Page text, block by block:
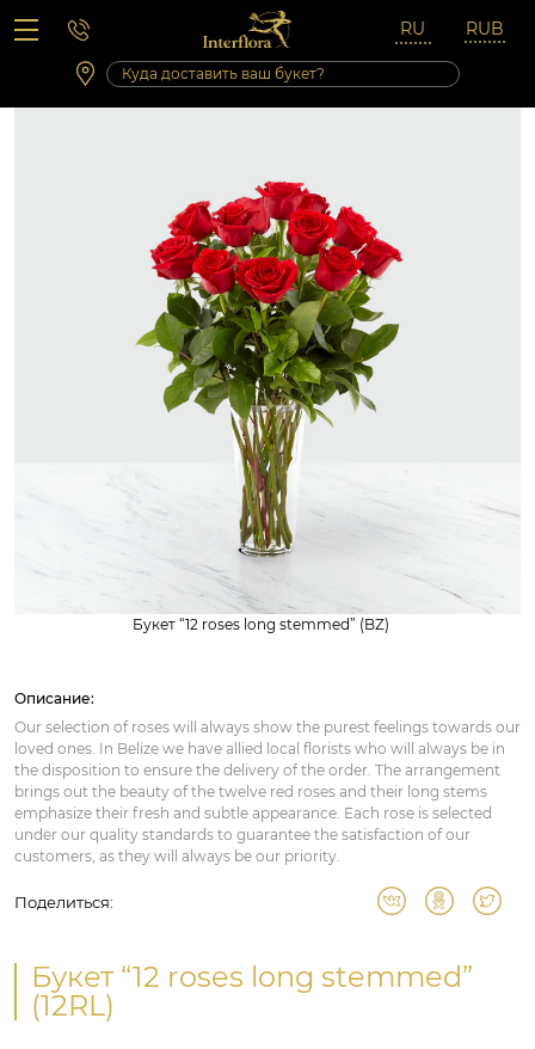
Вопросы-ответы
Сб 10:00 ‐ 14:00
Выходные и праздничные дни
Букет “12 roses long stemmed” (BZ)
Описание:
Our selection of roses will always show the purest feelings towards our
loved ones. In Belize we have allied local florists who will always be in
the disposition to ensure the delivery of the order. The arrangement
brings out the beauty of the twelve red roses and their long stems
emphasize their fresh and subtle appearance. Each rose is selected
under our quality standards to guarantee the satisfaction of our
customers, as they will always be our priority.
Поделиться:
Букет “12 roses long stemmed”
(12RL)